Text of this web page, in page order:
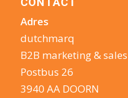
Adres
dutchmarq
B2B marketing &
Postbus 26
3940 AA DOORN